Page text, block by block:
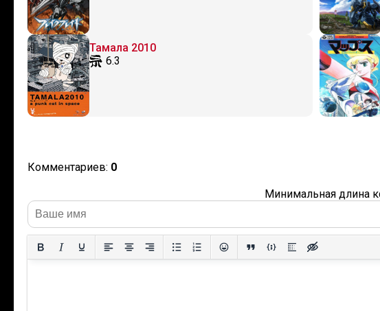
Тамала 2010
6.3
Комментариев: 0
Минимальная длина